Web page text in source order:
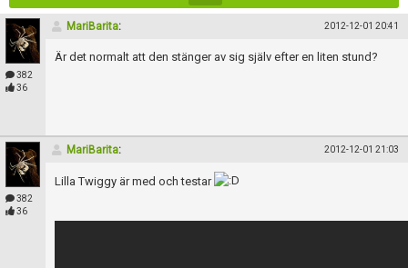
382
36
MariBarita: 2012-12-01 20:41
Är det normalt att den stänger av sig själv efter en liten stund?
382
36
MariBarita: 2012-12-01 21:03
Lilla Twiggy är med och testar
Lösenord:
Privacy Policy
Terms of Service